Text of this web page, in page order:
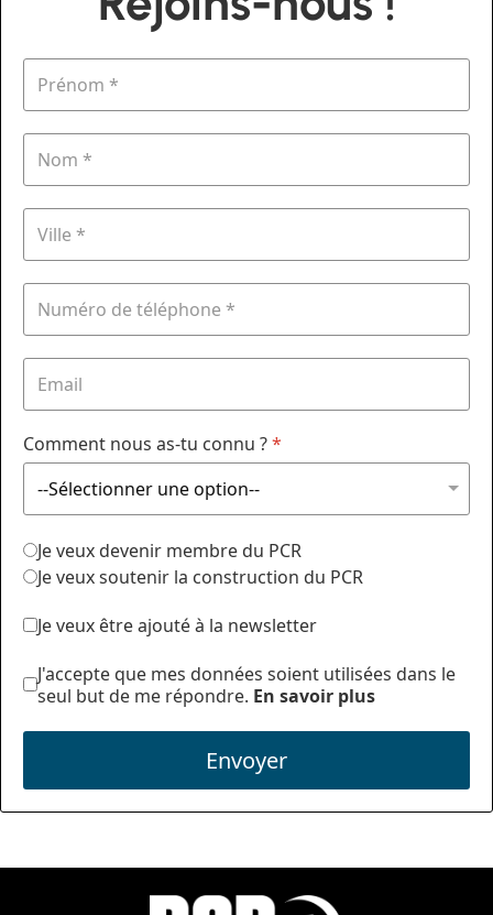
Comment nous as-tu connu ?*
Je veux devenir membre du PCR
Je veux soutenir la construction du PCR
Je veux être ajouté à la newsletter
J'accepte que mes données soient utilisées dans le
seul but de me répondre. En savoir plus
Envoyer